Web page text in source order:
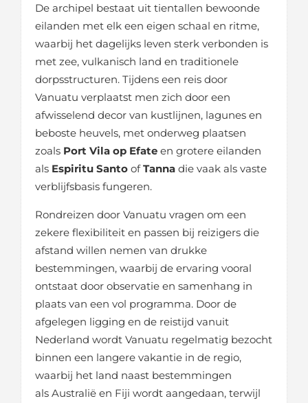
De archipel bestaat uit tientallen bewoonde
eilanden met elk een eigen schaal en ritme,
waarbij het dagelijks leven sterk verbonden is
met zee, vulkanisch land en traditionele
dorpsstructuren. Tijdens een reis door
Vanuatu verplaatst men zich door een
afwisselend decor van kustlijnen, lagunes en
beboste heuvels, met onderweg plaatsen
zoals Port Vila op Efate en grotere eilanden
als Espiritu Santo ofTanna die vaak als vaste
verblijfsbasis fungeren.
Rondreizen door Vanuatu vragen om een
zekere flexibiliteit en passen bij reizigers die
afstand willen nemen van drukke
bestemmingen, waarbij de ervaring vooral
ontstaat door observatie en samenhang in
plaats van een vol programma. Door de
afgelegen ligging en de reistijd vanuit
Nederland wordt Vanuatu regelmatig bezocht
binnen een langere vakantie in de regio,
waarbij het land naast bestemmingen
als Australië en Fiji wordt aangedaan, terwijl